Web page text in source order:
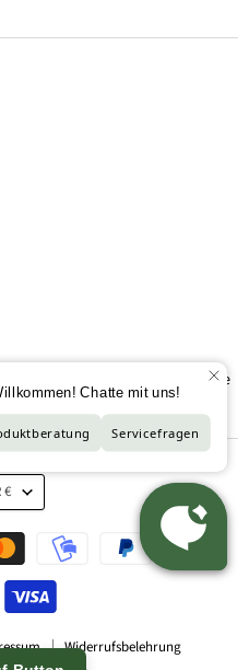
(Hof 2, Aufgang 5 - Tor bitte
Widerrufsbelehrung
€